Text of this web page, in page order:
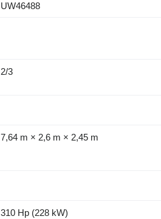
UW46488
2/3
7,64 m × 2,6 m × 2,45 m
310 Hp (228 kW)